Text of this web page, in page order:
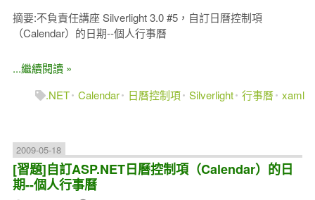
摘要:不負責任講座 Silverlight 3.0 #5，自訂日曆控制項
（Calendar）的日期--個人行事曆
...繼續閱讀 »
.NET Calendar 日曆控制項 Silverlight 行事曆 xaml
2009-05-18
[習題]自訂ASP.NET日曆控制項（Calendar）的日
期--個人行事曆